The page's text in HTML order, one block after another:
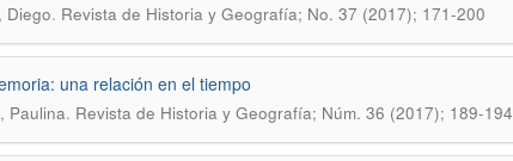
Diego. Revista de Historia y Geografí­a; No. 37 (2017); 171-200
una relación en el tiempo
Paulina. Revista de Historia y Geografía; Núm. 36 (2017); 189-194